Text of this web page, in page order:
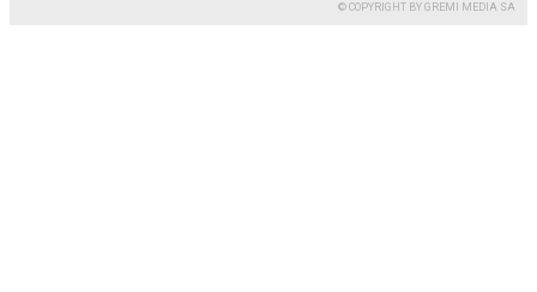
© COPYRIGHT BY GREMI MEDIA SA